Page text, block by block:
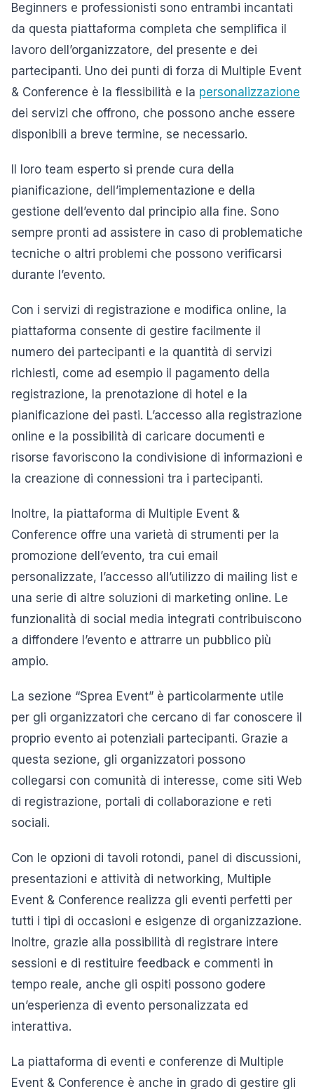
Beginners e professionisti sono entrambi incantati
da questa piattaforma completa che semplifica il
lavoro dell’organizzatore, del presente e dei
partecipanti. Uno dei punti di forza di Multiple Event
& Conference è la flessibilità e la personalizzazione
dei servizi che offrono, che possono anche essere
disponibili a breve termine, se necessario.
Il loro team esperto si prende cura della
pianificazione, dell’implementazione e della
gestione dell’evento dal principio alla fine. Sono
sempre pronti ad assistere in caso di problematiche
tecniche o altri problemi che possono verificarsi
durante l’evento.
Con i servizi di registrazione e modifica online, la
piattaforma consente di gestire facilmente il
numero dei partecipanti e la quantità di servizi
richiesti, come ad esempio il pagamento della
registrazione, la prenotazione di hotel e la
pianificazione dei pasti. L’accesso alla registrazione
online e la possibilità di caricare documenti e
risorse favoriscono la condivisione di informazioni e
la creazione di connessioni tra i partecipanti.
Inoltre, la piattaforma di Multiple Event &
Conference offre una varietà di strumenti per la
promozione dell’evento, tra cui email
personalizzate, l’accesso all’utilizzo di mailing list e
una serie di altre soluzioni di marketing online. Le
funzionalità di social media integrati contribuiscono
a diffondere l’evento e attrarre un pubblico più
ampio.
La sezione “Sprea Event” è particolarmente utile
per gli organizzatori che cercano di far conoscere il
proprio evento ai potenziali partecipanti. Grazie a
questa sezione, gli organizzatori possono
collegarsi con comunità di interesse, come siti Web
di registrazione, portali di collaborazione e reti
sociali.
Con le opzioni di tavoli rotondi, panel di discussioni,
presentazioni e attività di networking, Multiple
Event & Conference realizza gli eventi perfetti per
tutti i tipi di occasioni e esigenze di organizzazione.
Inoltre, grazie alla possibilità di registrare intere
sessioni e di restituire feedback e commenti in
tempo reale, anche gli ospiti possono godere
un’esperienza di evento personalizzata ed
interattiva.
La piattaforma di eventi e conferenze di Multiple
Event & Conference è anche in grado di gestire gli